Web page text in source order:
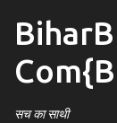
सच का साथी